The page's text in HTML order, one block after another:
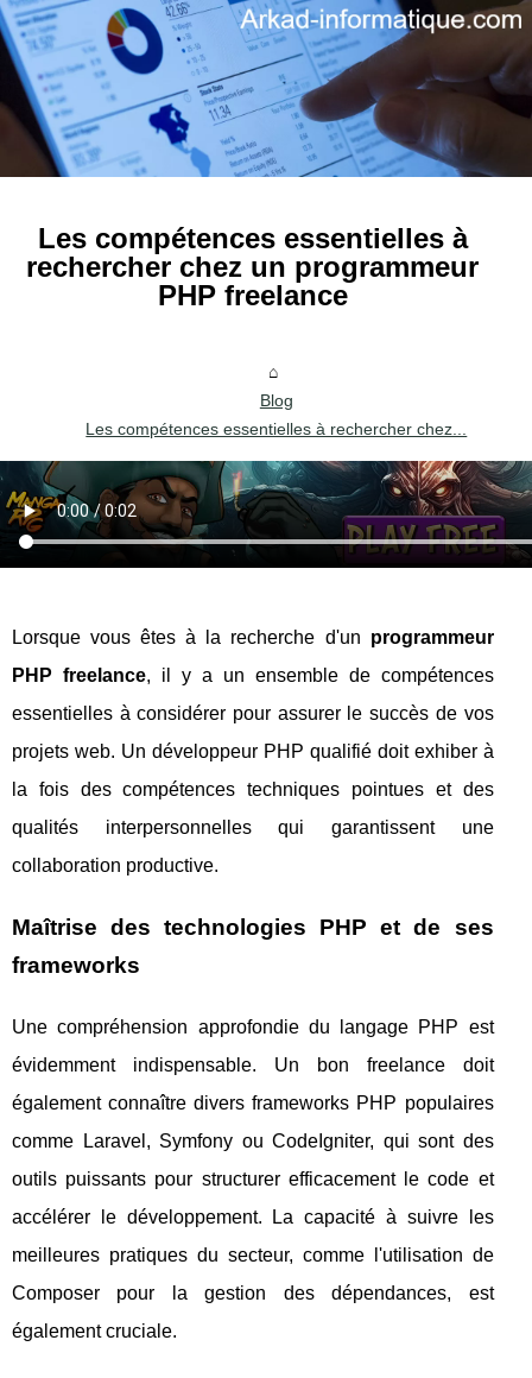
Les compétences essentielles à
rechercher chez un programmeur
PHP freelance
Blog
Les compétences essentielles à rechercher chez...
Lorsque vous êtes à la recherche d'un programmeur
PHP freelance, il y a un ensemble de compétences
essentielles à considérer pour assurer le succès de vos
projets web. Un développeur PHP qualifié doit exhiber à
la fois des compétences techniques pointues et des
qualités interpersonnelles qui garantissent une
collaboration productive.
Maîtrise des technologies PHP et de ses
frameworks
Une compréhension approfondie du langage PHP est
évidemment indispensable. Un bon freelance doit
également connaître divers frameworks PHP populaires
comme Laravel, Symfony ou CodeIgniter, qui sont des
outils puissants pour structurer efficacement le code et
accélérer le développement. La capacité à suivre les
meilleures pratiques du secteur, comme l'utilisation de
Composer pour la gestion des dépendances, est
également cruciale.